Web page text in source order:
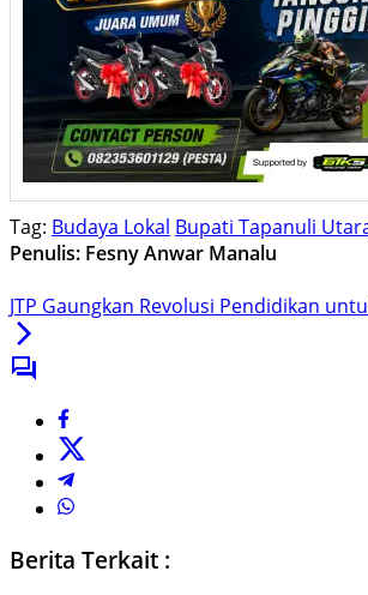
Tag: Budaya Lokal Bupati Tapanuli
Penulis: Fesny Anwar Manalu
JTP Gaungkan Revolusi Pendidikan
Berita Terkait :